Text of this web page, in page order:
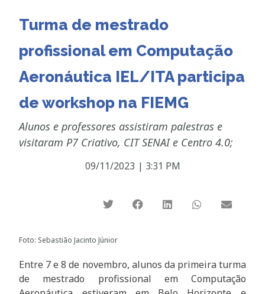
Turma de mestrado
profissional em Computação
Aeronáutica IEL/ITA participa
de workshop na FIEMG
Alunos e professores assistiram palestras e
visitaram P7 Criativo, CIT SENAI e Centro 4.0;
09/11/2023 | 3:31 PM
Foto: Sebastião Jacinto Júnior
Entre 7 e 8 de novembro, alunos da primeira turma
de mestrado profissional em Computação